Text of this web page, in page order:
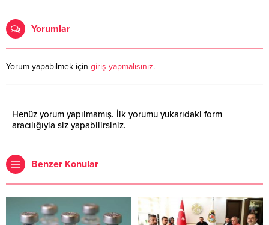
Yorumlar
Yorum yapabilmek için giriş yapmalısınız.
Henüz yorum yapılmamış. İlk yorumu yukarıdaki form
aracılığıyla siz yapabilirsiniz.
Benzer Konular